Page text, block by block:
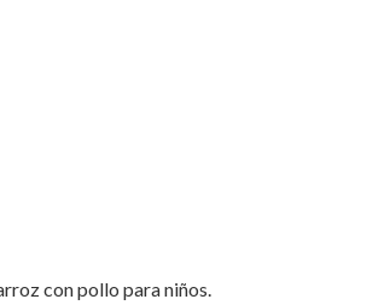
con pollo para niños.